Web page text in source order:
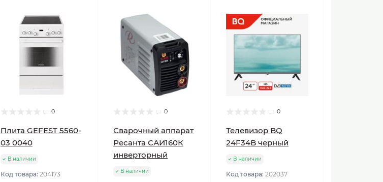
0
Плита GEFEST 5560-
03 0040
В наличии
Код товара: 204173
0
Сварочный аппарат
Ресанта САИ160К
инверторный
В наличии
0
Телевизор BQ
24F34B черный
В наличии
Код товара: 202037